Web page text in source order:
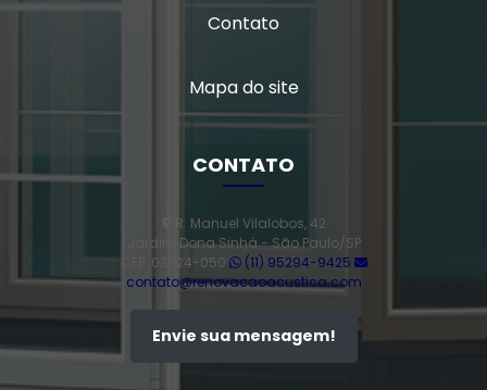
Janela de giro
Janela oscilo batente preço
Janela com persiana entre vidros
Janela sobreposta
Janela sobreposta acústica
Janela sobreposta de alto padrão
Contato
Mapa do site
CONTATO
R. Manuel Vilalobos, 42
Jardim Dona Sinhá - São Paulo/SP
CEP: 03924-050
(11) 95294-9425
contato@renovacaoacustica.com
Envie sua mensagem!